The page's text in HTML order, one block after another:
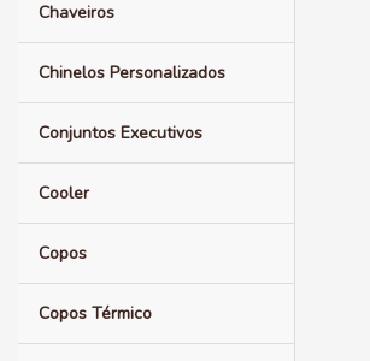
Chaveiros
Chinelos Personalizados
Conjuntos Executivos
Cooler
Copos
Copos Térmico